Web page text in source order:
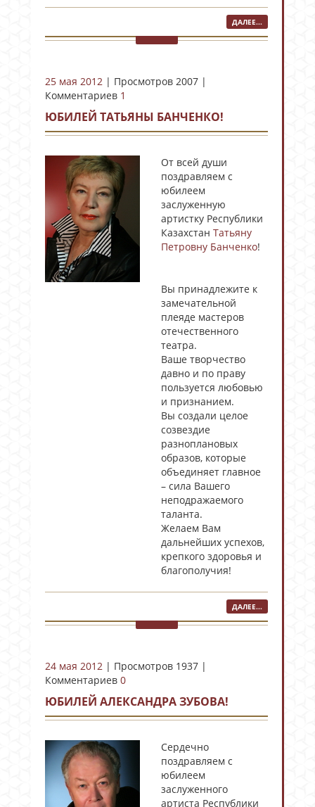
ДАЛЕЕ...
25 мая 2012 | Просмотров 2007 |
Комментариев 1
ЮБИЛЕЙ ТАТЬЯНЫ БАНЧЕНКО!
От всей души
поздравляем с
юбилеем
заслуженную
артистку Республики
Казахстан Татьяну
Петровну Банченко!
Вы принадлежите к
замечательной
плеяде мастеров
отечественного
театра.
Ваше творчество
давно и по праву
пользуется любовью
и признанием.
Вы создали целое
созвездие
разноплановых
образов, которые
объединяет главное
– сила Вашего
неподражаемого
таланта.
Желаем Вам
дальнейших успехов,
крепкого здоровья и
благополучия!
ДАЛЕЕ...
24 мая 2012 | Просмотров 1937 |
Комментариев 0
ЮБИЛЕЙ АЛЕКСАНДРА ЗУБОВА!
Сердечно
поздравляем с
юбилеем
заслуженного
артиста Республики